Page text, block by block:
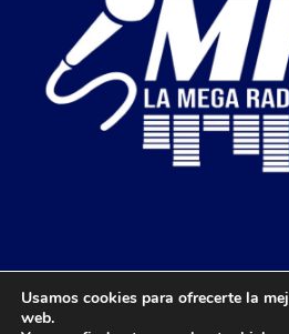
Usamos cookies para ofrecerte la
web.